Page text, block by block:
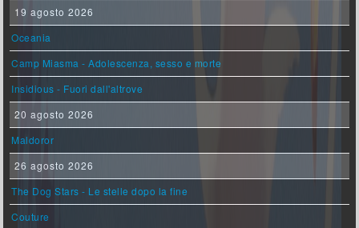
19 agosto 2026
Oceania
Camp Miasma - Adolescenza, sesso e morte
Insidious - Fuori dall'altrove
20 agosto 2026
Maldoror
26 agosto 2026
The Dog Stars - Le stelle dopo la fine
Couture